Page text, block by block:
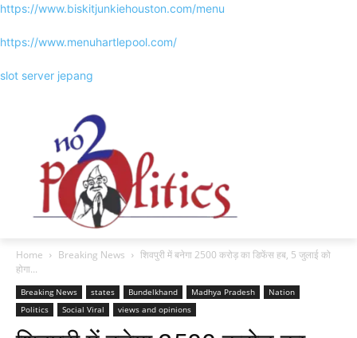
https://www.biskitjunkiehouston.com/menu
https://www.menuhartlepool.com/
slot server jepang
Home Breaking News
शिवपुरी में बनेगा 2500 करोड़ का डिफेंस हब, 5 जुलाई को
होगा...
Breaking News states Bundelkhand Madhya Pradesh
Nation
Politics
Social Viral views and opinions